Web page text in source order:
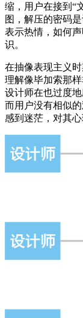
缩，用户在接到“
图，解压的密码
表示热情，如何
识。
在抽像表现主义
理解像毕加索那
设计师在也过度
而用户没有相似
感到迷茫，对其心